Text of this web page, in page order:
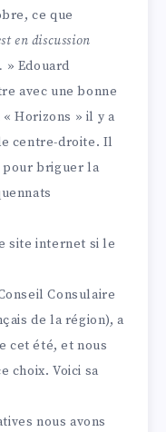
ce que
en discussion
» Edouard
avec une bonne
Horizons » il y a
centre-droite. Il
pour briguer la
site internet si le
Consulaire
de la région), a
cet été, et nous
choix. Voici sa
nous avons